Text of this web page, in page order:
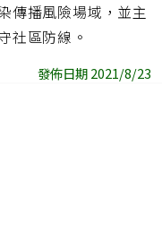
傳播風險場域，並主
社區防線。
發佈日期 2021/8/23